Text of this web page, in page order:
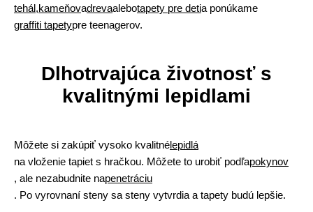
tehál,kameňovadrevaalebotapety pre detia ponúkame
graffiti tapetypre teenagerov.
Dlhotrvajúca životnosť s
kvalitnými lepidlami
Môžete si zakúpiť vysoko kvalitnélepidlá
na vloženie tapiet s hračkou. Môžete to urobiť podľapokynov
, ale nezabudnite napenetráciu
. Po vyrovnaní steny sa steny vytvrdia a tapety budú lepšie.